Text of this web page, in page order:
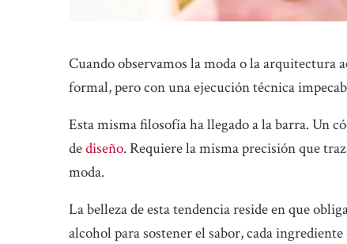
Cuando observamos la moda o la arquitectura
formal, pero con una ejecución técnica
Esta misma filosofía ha llegado a la barra. Un
dediseño. Requiere la misma precisión que
moda.
La belleza de esta tendencia reside en que
alcohol para sostener el sabor, cada